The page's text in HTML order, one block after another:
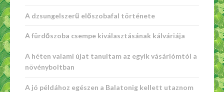
A dzsungelszerű előszobafal története
A fürdőszoba csempe kiválasztásának kálváriája
A héten valami újat tanultam az egyik vásárlómtól a
növényboltban
A jó példához egészen a Balatonig kellett utaznom